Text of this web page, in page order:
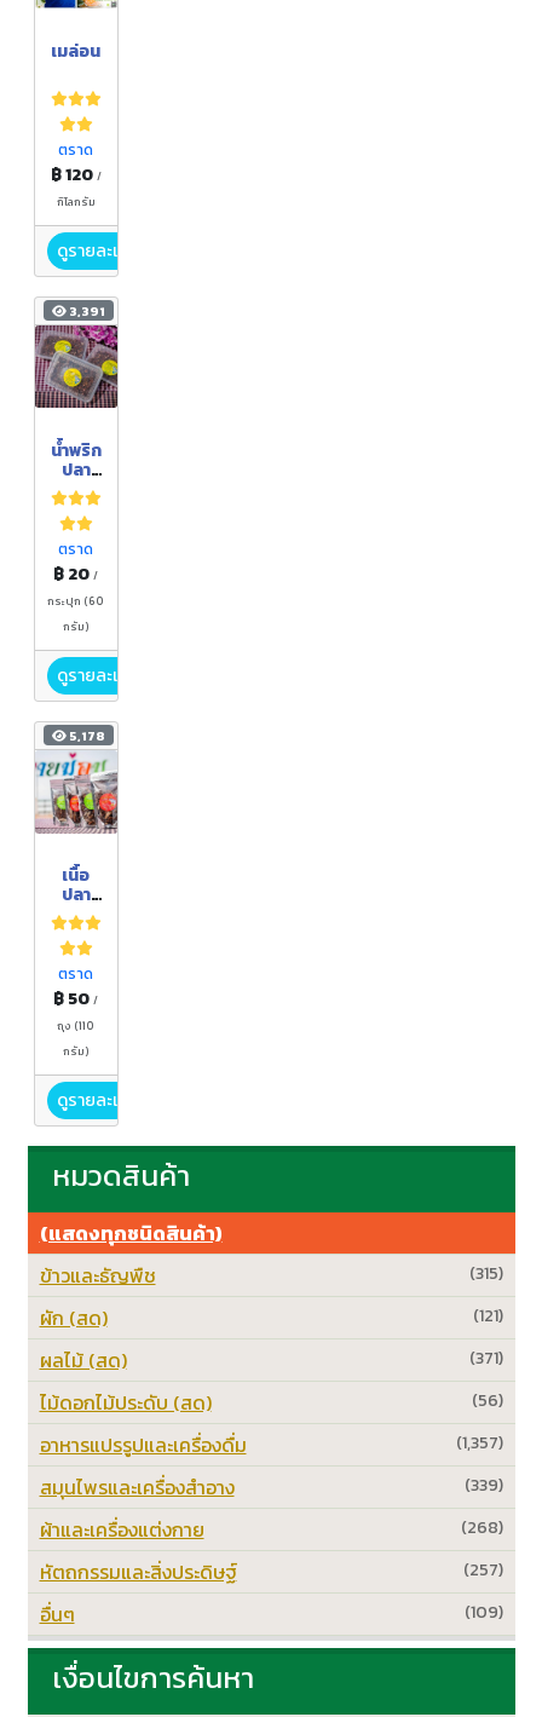
เมล่อน
ตราด
฿ 120 /
กิโลกรัม
ดูรายละเอียด
3,391
น้ำพริก
ปลา
โคก
ตราด
฿ 20/
กระปุก (60
กรัม)
ดูรายละเอียด
5,178
เนื้อ
ปลา
โคก
แดด
เดียว
ก้าง
ปลา
โคก
แดด
เดียว
ตราด
฿ 50/
ถุง (110
กรัม)
ดูรายละเอียด
หมวดสินค้า
(แสดงทุกชนิดสินค้า)
(315)
ข้าวและธัญพืช
(121)
ผัก (สด)
(371)
ผลไม้ (สด)
(56)
ไม้ดอกไม้ประดับ (สด)
(1,357)
อาหารแปรรูปและเครื่องดื่ม
(339)
สมุนไพรและเครื่องสำอาง
(268)
ผ้าและเครื่องแต่งกาย
(257)
หัตถกรรมและสิ่งประดิษฐ์
(109)
อื่นๆ
เงื่อนไขการค้นหา